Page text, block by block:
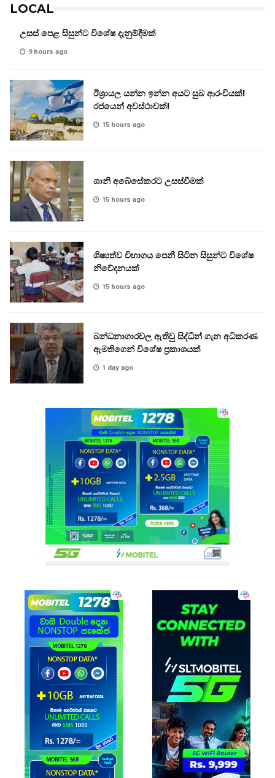
LOCAL
උසස් පෙළ සිසුන්ට විශේෂ දැනුම්දීමක්
9 hours ago
ඊශ්‍රායල යන්න ඉන්න අයට සුබ ආරංචියක්!
‍රජයෙන් අවස්ථාවක්!
15 hours ago
ශානි අබේසේකරට උසස්වීමක්
15 hours ago
ශිෂ්‍යත්ව විභාගය පෙනී සිටින සිසුන්ට විශේෂ
නිවේදනයක්
15 hours ago
බන්ධනාගාරවල ඇතිවු සිද්ධීන් ගැන අධිකරණ
ඇමතිගෙන් විශේෂ ප්‍රකාශයක්
1 day ago